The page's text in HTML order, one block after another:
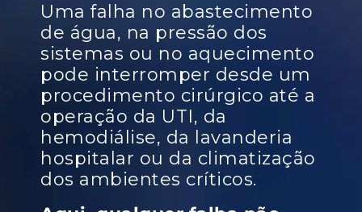
Uma falha no abastecimento
de água, na pressão dos
sistemas ou no aquecimento
pode interromper desde um
procedimento cirúrgico até a
operação da UTI, da
hemodiálise, da lavanderia
hospitalar ou da climatização
dos ambientes críticos.